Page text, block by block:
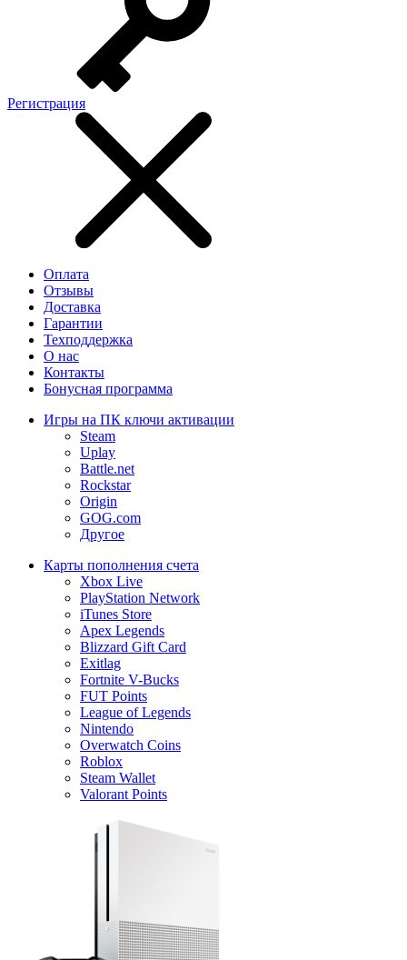
Регистрация
Оплата
Отзывы
Доставка
Гарантии
Техподдержка
О нас
Контакты
Бонусная программа
Игры на ПК ключи активации
Steam
Uplay
Battle.net
Rockstar
Origin
GOG.com
Другое
Карты пополнения счета
Xbox Live
PlayStation Network
iTunes Store
Apex Legends
Blizzard Gift Card
Exitlag
Fortnite V-Bucks
FUT Points
League of Legends
Nintendo
Overwatch Coins
Roblox
Steam Wallet
Valorant Points